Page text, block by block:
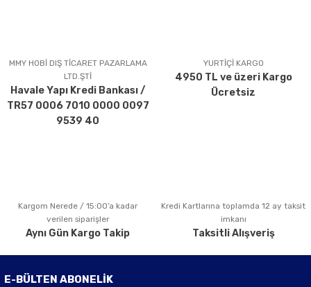
Ürün açıklamasında eksik bilgiler bulunuyor.
Ürün bilgilerinde hatalar bulunuyor.
Ürün fiyatı diğer sitelerden daha pahalı.
Bu ürüne benzer farklı alternatifler olmalı.
Gönder
MMY HOBİ DIŞ TİCARET PAZARLAMA
LTD.ŞTİ
Havale Yapı Kredi Bankası /
TR57 0006 7010 0000 0097
9539 40
YURTİÇİ KARGO
4950 TL ve üzeri Kargo
Ücretsiz
Kargom Nerede / 15:00’a kadar
verilen siparişler
Aynı Gün Kargo Takip
Kredi Kartlarına toplamda 12 ay taksit
imkanı
Taksitli Alışveriş
E-BÜLTEN ABONELİK